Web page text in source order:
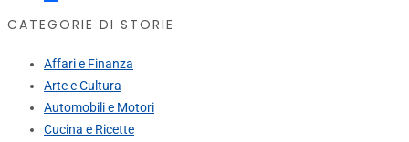
CATEGORIE DI STORIE
Affari e Finanza
Arte e Cultura
Automobili e Motori
Cucina e Ricette